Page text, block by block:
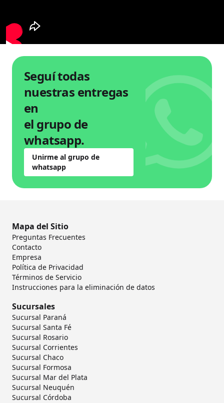
Seguí todas
nuestras entregas
en
el grupo de
whatsapp.
Unirme al grupo de
whatsapp
Mapa del Sitio
Preguntas Frecuentes
Contacto
Empresa
Política de Privacidad
Términos de Servicio
Instrucciones para la eliminación de datos
Sucursales
Sucursal Paraná
Sucursal Santa Fé
Sucursal Rosario
Sucursal Corrientes
Sucursal Chaco
Sucursal Formosa
Sucursal Mar del Plata
Sucursal Neuquén
Sucursal Córdoba